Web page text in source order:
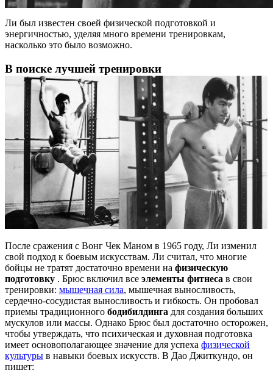
Ли был известен своей физической подготовкой и
энергичностью, уделяя много времени тренировкам,
насколько это было возможно.
В поиске лучшей тренировки
После сражения с Вонг Чек Маном в 1965 году, Ли изменил
свой подход к боевым искусствам. Ли считал, что многие
бойцы не тратят достаточно времени на физическую
подготовку . Брюс включил все элементы фитнеса в свои
тренировки: мышечная сила, мышечная выносливость,
сердечно-сосудистая выносливость и гибкость. Он пробовал
приемы традиционного бодибилдинга для создания больших
мускулов или массы. Однако Брюс был достаточно осторожен,
чтобы утверждать, что психическая и духовная подготовка
имеет основополагающее значение для успеха физической
культуры в навыки боевых искусств. В Дао Джиткундо, он
пишет: